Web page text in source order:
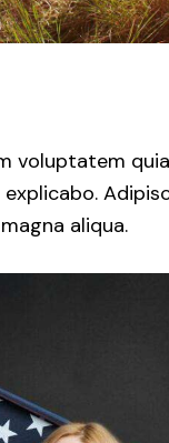
voluptatem
aliqua.